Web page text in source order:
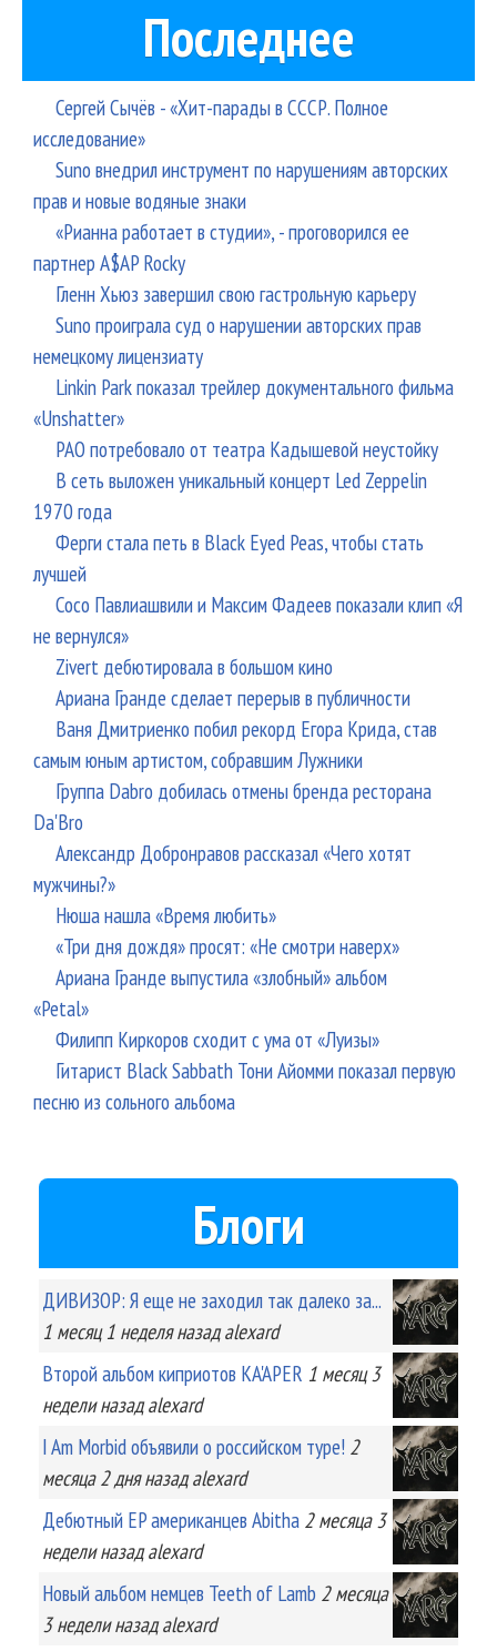
Последнее
Сергей Сычёв - «Хит-парады в СССР. Полное
исследование»
Suno внедрил инструмент по нарушениям авторских
прав и новые водяные знаки
«Рианна работает в студии», - проговорился ее
партнер A$AP Rocky
Гленн Хьюз завершил свою гастрольную карьеру
Suno проиграла суд о нарушении авторских прав
немецкому лицензиату
Linkin Park показал трейлер документального фильма
«Unshatter»
РАО потребовало от театра Кадышевой неустойку
В сеть выложен уникальный концерт Led Zeppelin
1970 года
Ферги стала петь в Black Eyed Peas, чтобы стать
лучшей
Сосо Павлиашвили и Максим Фадеев показали клип «Я
не вернулся»
Zivert дебютировала в большом кино
Ариана Гранде сделает перерыв в публичности
Ваня Дмитриенко побил рекорд Егора Крида, став
самым юным артистом, собравшим Лужники
Группа Dabro добилась отмены бренда ресторана
Da'Bro
Александр Добронравов рассказал «Чего хотят
мужчины?»
Нюша нашла «Время любить»
«Три дня дождя» просят: «Не смотри наверх»
Ариана Гранде выпустила «злобный» альбом
«Petal»
Филипп Киркоров сходит с ума от «Луизы»
Гитарист Black Sabbath Тони Айомми показал первую
песню из сольного альбома
Блоги
ДИВИЗОР: Я еще не заходил так далеко за...
1 месяц 1 неделяназад alexard
Второй альбом киприотов KA'APER 1 месяц 3
неделиназад alexard
I Am Morbid объявили о российском туре! 2
месяца 2 дняназад alexard
Дебютный EP американцев Abitha 2 месяца 3
неделиназад alexard
Новый альбом немцев Teeth of Lamb 2 месяца
3 неделиназад alexard